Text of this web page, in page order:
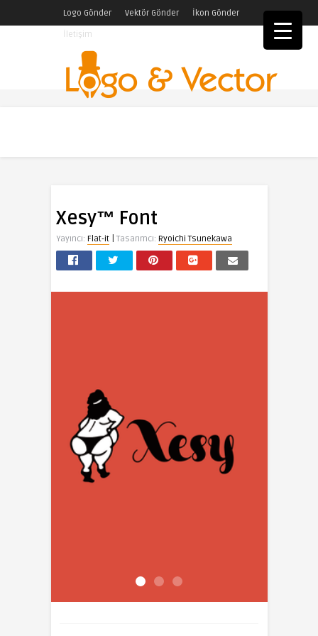
Logo Gönder Vektör Gönder
İkon Gönder
İletişim
Xesy™ Font
Yayıncı: Flat-it |Tasarımcı: Ryoichi Tsunekawa